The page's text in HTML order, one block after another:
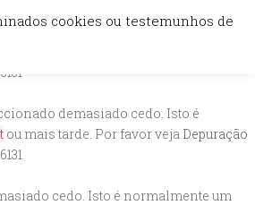
demasiado cedo. Isto é
6131
demasiado cedo. Isto é
ou mais tarde. Por favor veja Depuração
6131
cedo. Isto é normalmente um
cookies ou testemunhos de